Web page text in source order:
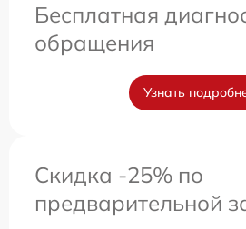
Бесплатная
обращения
Узнать
Скидка -25% по
предварительной